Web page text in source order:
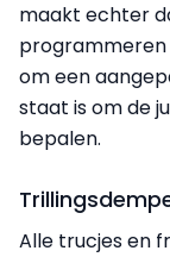
maakt echter
programmeren
om een
staat is om de
bepalen.
Alle trucjes en